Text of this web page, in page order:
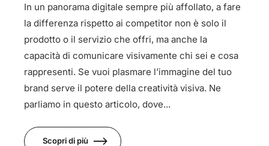
In un panorama digitale sempre più affollato, a fare
la differenza rispetto ai competitor non è solo il
prodotto o il servizio che offri, ma anche la
capacità di comunicare visivamente chi sei e cosa
rappresenti. Se vuoi plasmare l’immagine del tuo
brand serve il potere della creatività visiva. Ne
parliamo in questo articolo, dove...
Scopri di più